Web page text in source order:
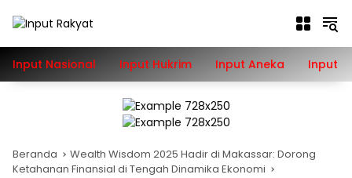
Input Nasional
Input Hukrim Input Aneka Input
Beranda
Wealth Wisdom 2025 Hadir di Makassar: Dorong
Ketahanan Finansial di Tengah Dinamika Ekonomi